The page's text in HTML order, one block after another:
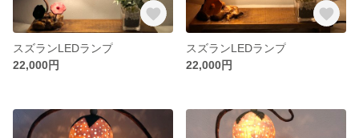
スズランLEDランプ
22,000円
スズランLEDランプ
22,000円